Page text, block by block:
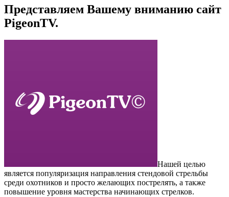
Представляем Вашему вниманию сайт
PigeonTV.
Нашей целью
является популяризация направления стендовой стрельбы
среди охотников и просто желающих пострелять, а также
повышение уровня мастерства начинающих стрелков.